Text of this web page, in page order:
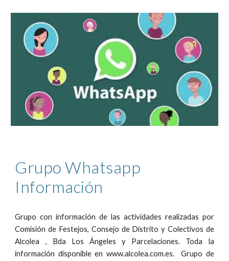
Grupo Whatsapp
Información
Grupo con información de las actividades realizadas por
Comisión de Festejos, Consejo de Distrito y Colectivos de
Alcolea , Bda Los Ángeles y Parcelaciones. Toda la
información disponible en www.alcolea.com.es. Grupo de